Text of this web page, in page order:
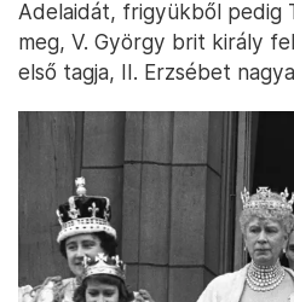
Adelaidát, frigyükből pedig
meg, V. György brit király
első tagja, II. Erzsébet